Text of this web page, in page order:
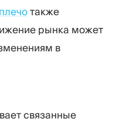
также
рынка может
в
связанные